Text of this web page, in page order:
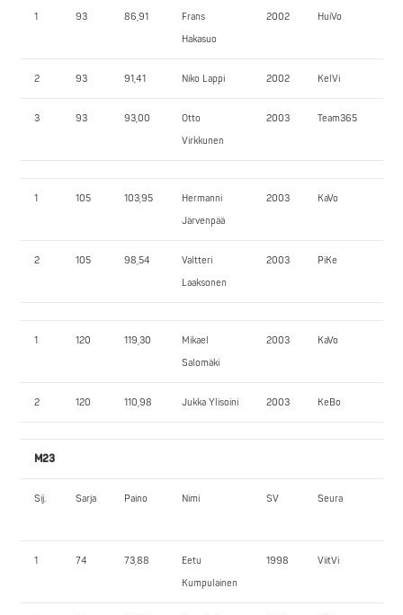
1 93 86,91
Frans
Hakasuo
2002 HuiVo
2 93 91,41 Niko Lappi 2002 KelVi
3 93 93,00
Otto
Virkkunen
2003 Team365
1 105 103,95
Hermanni
Järvenpää
2003 KaVo
2 105 98,54
Valtteri
Laaksonen
2003 PiKe
1 120 119,30
Mikael
Salomäki
2003 KaVo
2 120 110,98 Jukka Ylisoini 2003 KeBo
M23
Sij. Sarja Paino Nimi SV Seura
1 74 73,88
Eetu
Kumpulainen
1998 ViitVi